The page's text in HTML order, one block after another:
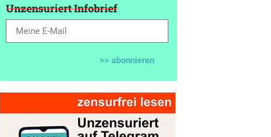
Unzensuriert Infobrief
>> abonnieren